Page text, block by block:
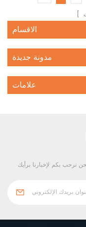
الاقسام
مدونة جديدة
علامات